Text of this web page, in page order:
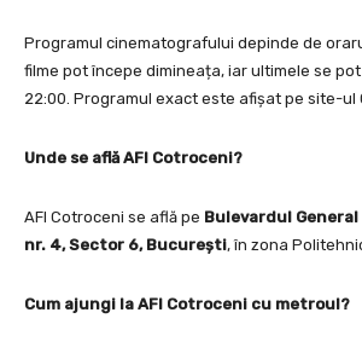
Programul cinematografului depinde de
filme pot începe dimineața, iar ultimele se
22:00. Programul exact este afișat pe site-ul
Unde se află AFI Cotroceni?
AFI Cotroceni se află pe Bulevardul
nr. 4, Sector 6, București, în zona
Cum ajungi la AFI Cotroceni cu metroul?